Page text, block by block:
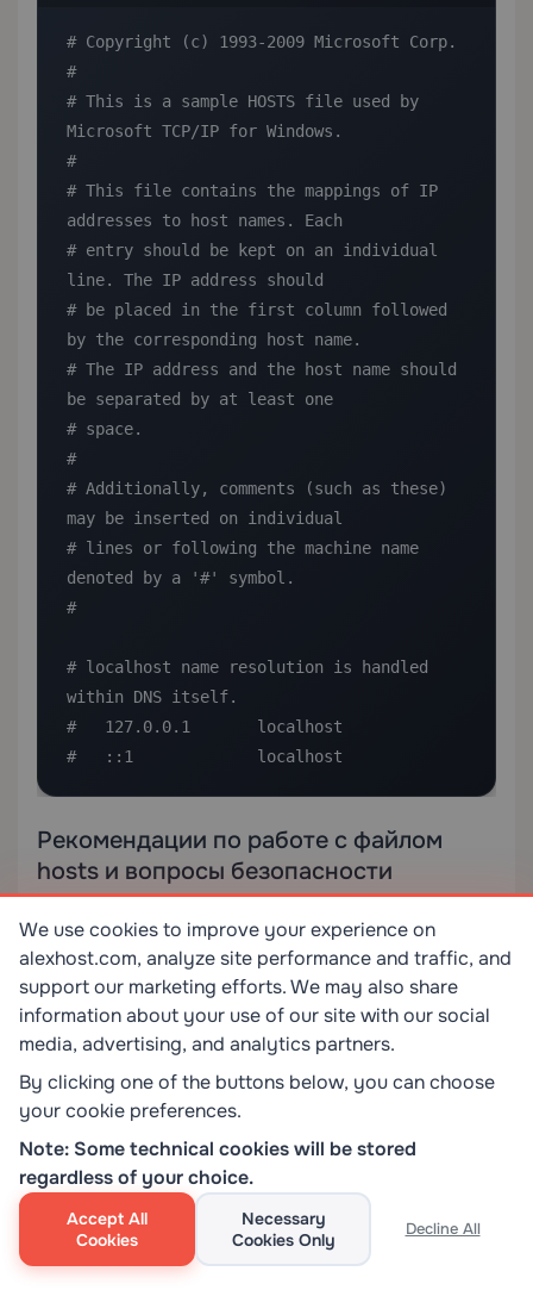
# Copyright (c) 1993-2009 Microsoft Corp.
#
# This is a sample HOSTS file used by
Microsoft TCP/IP for Windows.
#
# This file contains the mappings of IP
addresses to host names. Each
# entry should be kept on an individual
line. The IP address should
# be placed in the first column followed
by the corresponding host name.
# The IP address and the host name should
be separated by at least one
# space.
#
# Additionally, comments (such as these)
may be inserted on individual
# lines or following the machine name
denoted by a '#' symbol.
#
# localhost name resolution is handled
within DNS itself.
#   127.0.0.1       localhost
#   ::1             localhost
Рекомендации по работе с файлом
hosts и вопросы безопасности
Прежде чем начать свободно редактировать
файл hosts, имейте в виду следующие важные
моменты:
✅ Что делать
Всегда создавайте резервную копию файла
hostsперед внесением изменений —
скопируйте его на рабочий стол как
hosts.backup
Документируйте записи с помощью
комментариев, используя #
, чтобы помнить,
We use cookies to improve your experience on
alexhost.com, analyze site performance and traffic, and
support our marketing efforts. We may also share
information about your use of our site with our social
media, advertising, and analytics partners.
By clicking one of the buttons below, you can choose
your cookie preferences.
Note: Some technical cookies will be stored
regardless of your choice.
Accept All
Cookies
Necessary
Cookies Only
Decline All